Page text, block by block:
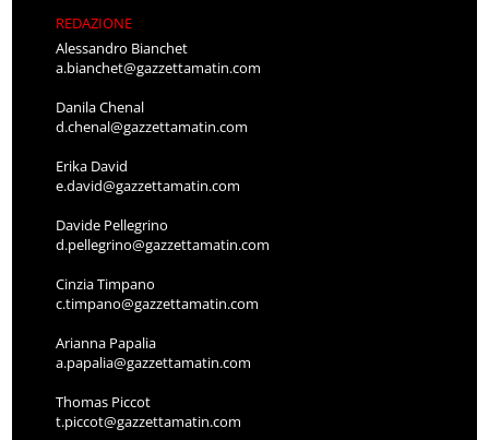
REDAZIONE
Alessandro Bianchet
a.bianchet@gazzettamatin.com
Danila Chenal
d.chenal@gazzettamatin.com
Erika David
e.david@gazzettamatin.com
Davide Pellegrino
d.pellegrino@gazzettamatin.com
Cinzia Timpano
c.timpano@gazzettamatin.com
Arianna Papalia
a.papalia@gazzettamatin.com
Thomas Piccot
t.piccot@gazzettamatin.com